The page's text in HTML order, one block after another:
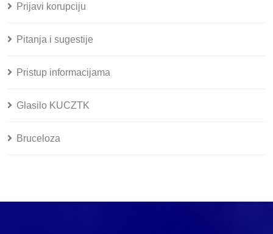
Prijavi korupciju
Pitanja i sugestije
Pristup informacijama
Glasilo KUCZTK
Bruceloza